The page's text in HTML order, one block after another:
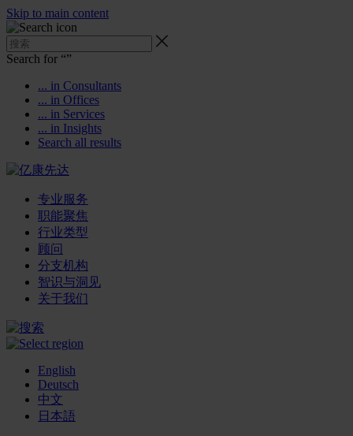
Skip to main content
Search for “”
... in Consultants
... in Offices
... in Services
... in Insights
Search all results
专业服务
职能聚焦
行业类型
顾问
分支机构
智识与洞见
关于我们
English
Deutsch
中文
日本語